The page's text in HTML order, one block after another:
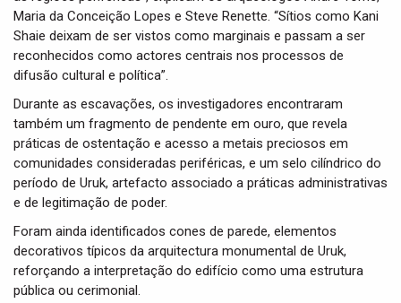
Maria da Conceição Lopes e Steve Renette. “Sítios como Kani
Shaie deixam de ser vistos como marginais e passam a ser
reconhecidos como actores centrais nos processos de
difusão cultural e política”.
Durante as escavações, os investigadores encontraram
também um fragmento de pendente em ouro, que revela
práticas de ostentação e acesso a metais preciosos em
comunidades consideradas periféricas, e um selo cilíndrico do
período de Uruk, artefacto associado a práticas administrativas
e de legitimação de poder.
Foram ainda identificados cones de parede, elementos
decorativos típicos da arquitectura monumental de Uruk,
reforçando a interpretação do edifício como uma estrutura
pública ou cerimonial.